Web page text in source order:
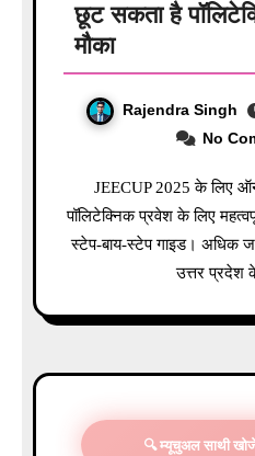
छूट सकता है
मौका
Rajendra Singh
No
JEECUP 2025 के लिए ऑनलाइन आवेदन कैसे करें?
पॉलिटेक्निक प्रवेश के लिए
स्टेप-बाय-स्टेप गाइड। अधिक
उत्तर प्रदेश
🔍 म्यूचुअल साथी